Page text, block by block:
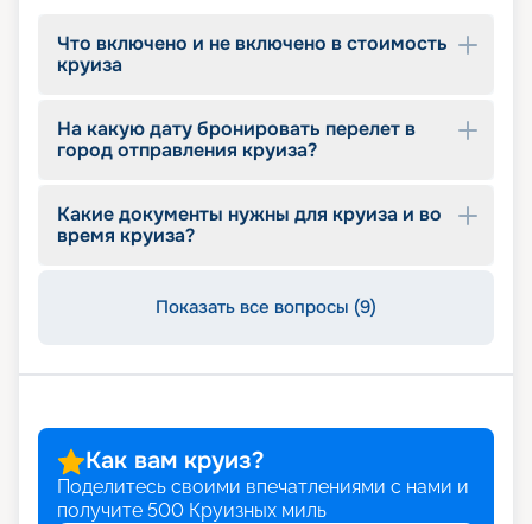
Что включено и не включено в стоимость
круиза
На какую дату бронировать перелет в
город отправления круиза?
Какие документы нужны для круиза и во
время круиза?
Показать все вопросы (9)
Как вам круиз?
Поделитесь своими впечатлениями с нами и
получите 500 Круизных миль